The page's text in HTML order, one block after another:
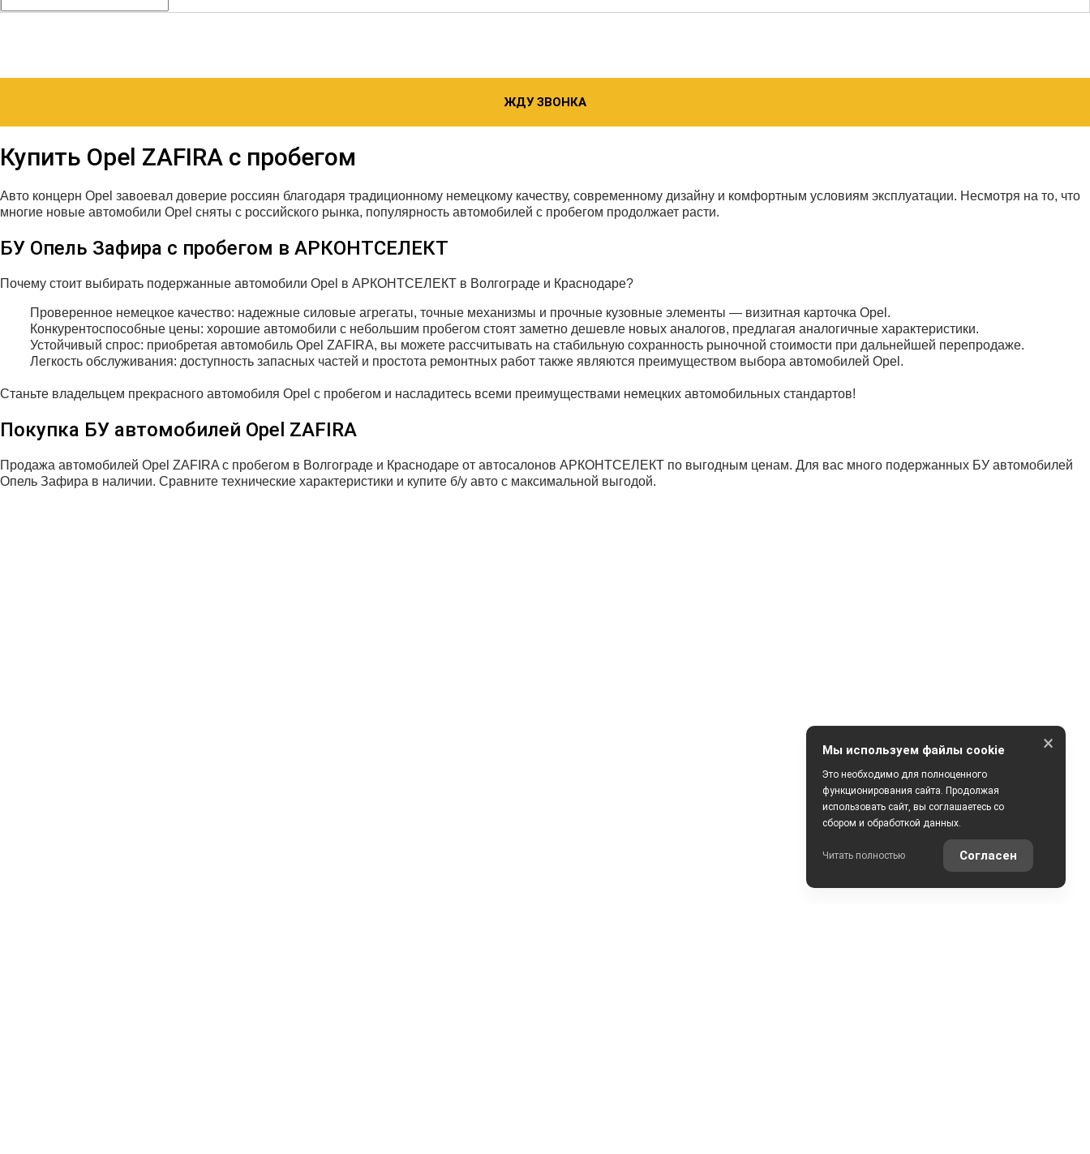
ЖДУ ЗВОНКА
Купить Opel ZAFIRA с пробегом
Авто концерн Opel завоевал доверие россиян благодаря традиционному немецкому качеству, современному дизайну и комфортным условиям эксплуатации. Несмотря на то, что
многие новые автомобили Opel сняты с российского рынка, популярность автомобилей с пробегом продолжает расти.
БУ Опель Зафира с пробегом в АРКОНТСЕЛЕКТ
Почему стоит выбирать подержанные автомобили Opel в АРКОНТСЕЛЕКТ в Волгограде и Краснодаре?
Проверенное немецкое качество: надежные силовые агрегаты, точные механизмы и прочные кузовные элементы — визитная карточка Opel.
Конкурентоспособные цены: хорошие автомобили с небольшим пробегом стоят заметно дешевле новых аналогов, предлагая аналогичные характеристики.
Устойчивый спрос: приобретая автомобиль Opel ZAFIRA, вы можете рассчитывать на стабильную сохранность рыночной стоимости при дальнейшей перепродаже.
Легкость обслуживания: доступность запасных частей и простота ремонтных работ также являются преимуществом выбора автомобилей Opel.
Станьте владельцем прекрасного автомобиля Opel с пробегом и насладитесь всеми преимуществами немецких автомобильных стандартов!
Покупка БУ автомобилей Opel ZAFIRA
Продажа автомобилей Opel ZAFIRA с пробегом в Волгограде и Краснодаре от автосалонов АРКОНТСЕЛЕКТ по выгодным ценам. Для вас много подержанных БУ автомобилей
Опель Зафира в наличии. Сравните технические характеристики и купите б/у авто с максимальной выгодой.
Мы используем файлы cookie
Это необходимо для полноценного
функционирования сайта. Продолжая
использовать сайт, вы соглашаетесь со
сбором и обработкой данных.
Читать полностью Согласен
×